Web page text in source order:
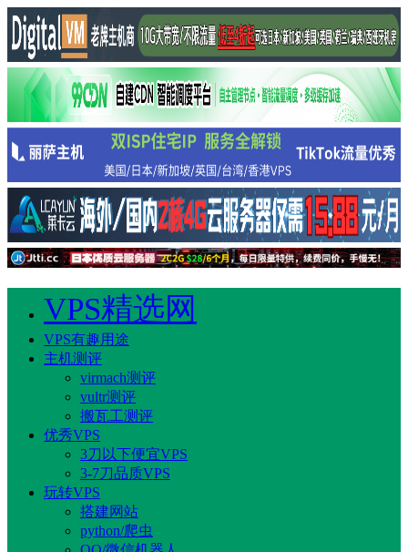
VPS精选网
VPS有趣用途
主机测评
virmach测评
vultr测评
搬瓦工测评
优秀VPS
3刀以下便宜VPS
3-7刀品质VPS
玩转VPS
搭建网站
python/爬虫